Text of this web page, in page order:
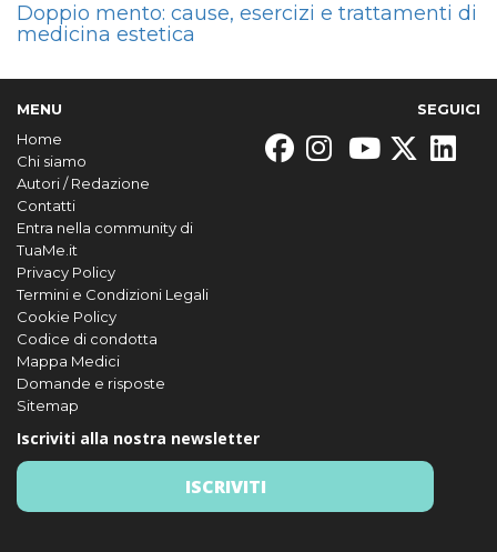
Doppio mento: cause, esercizi e trattamenti di
medicina estetica
MENU
Home
Chi siamo
Autori / Redazione
Contatti
Entra nella community di
TuaMe.it
Privacy Policy
Termini e Condizioni Legali
Cookie Policy
Codice di condotta
Mappa Medici
Domande e risposte
Sitemap
SEGUICI
Iscriviti alla nostra newsletter
ISCRIVITI